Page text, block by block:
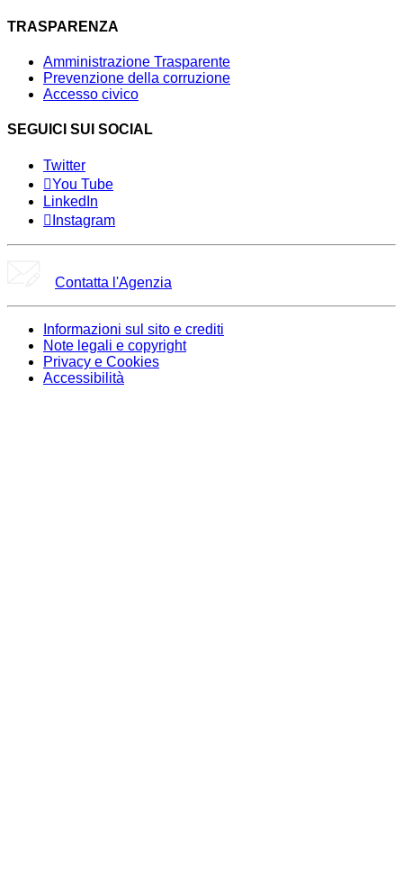
TRASPARENZA
Amministrazione Trasparente
Prevenzione della corruzione
Accesso civico
SEGUICI SUI SOCIAL
Twitter
You Tube
LinkedIn
Instagram
Contatta l'Agenzia
Informazioni sul sito e crediti
Note legali e copyright
Privacy e Cookies
Accessibilità